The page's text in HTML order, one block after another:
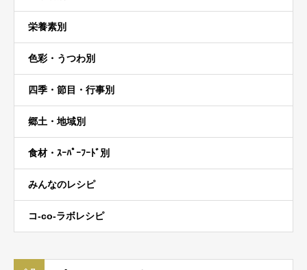
栄養素別
色彩・うつわ別
四季・節目・行事別
郷土・地域別
食材・ｽｰﾊﾟｰﾌｰﾄﾞ別
みんなのレシピ
コ-co-ラボレシピ